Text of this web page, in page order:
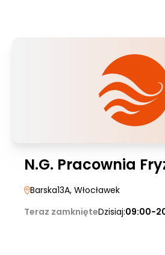
N.G. Pracownia
Barska13A, Włocławek
Teraz zamknięteDzisiaj:09:00-